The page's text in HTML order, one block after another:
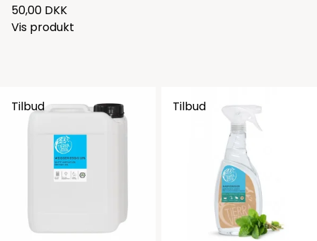
50,00 DKK
Vis produkt
Tilbud Tilbud